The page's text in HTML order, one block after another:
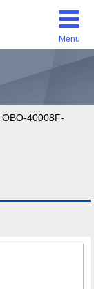
Menu
OBO-40008F-